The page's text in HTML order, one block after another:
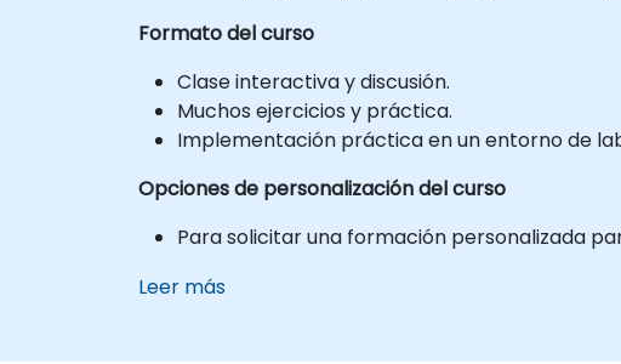
Formato del curso
Clase interactiva y discusión.
Muchos ejercicios y práctica.
Implementación práctica en un entorno de
Opciones de personalización del curso
Para solicitar una formación personalizada
Leer más